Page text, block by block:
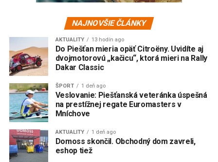
NAJNOVŠIE ČLÁNKY
AKTUALITY 13 hodín ago
Do Piešťan mieria opäť Citroëny. Uvidíte aj
dvojmotorovú „kačicu“, ktorá mieri na Rally
Dakar Classic
ŠPORT 1 deň ago
Veslovanie: Piešťanská veteránka úspešná
na prestížnej regate Euromasters v
Mníchove
AKTUALITY 1 deň ago
Domoss skončil. Obchodný dom zavreli,
eshop tiež